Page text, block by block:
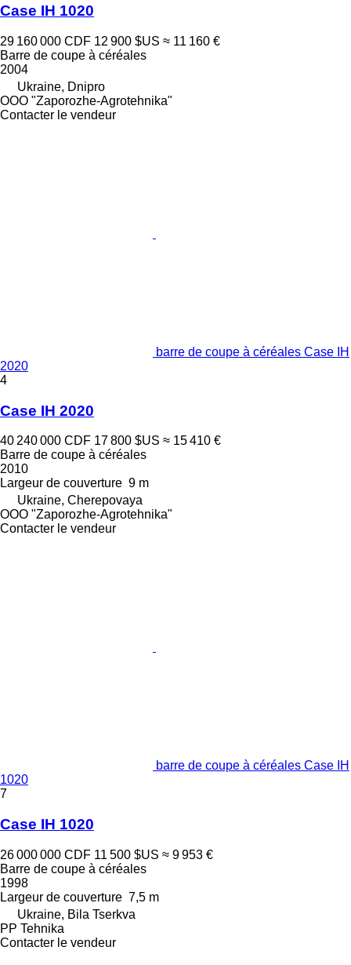
Case IH 1020
29 160 000 CDF 12 900 $US ≈ 11 160 €
Barre de coupe à céréales
2004
Ukraine, Dnipro
OOO "Zaporozhe-Agrotehnika"
Contacter le vendeur
barre de coupe à céréales Case IH
2020
4
Case IH 2020
40 240 000 CDF 17 800 $US ≈ 15 410 €
Barre de coupe à céréales
2010
Largeur de couverture 9 m
Ukraine, Cherepovaya
OOO "Zaporozhe-Agrotehnika"
Contacter le vendeur
barre de coupe à céréales Case IH
1020
7
Case IH 1020
26 000 000 CDF 11 500 $US ≈ 9 953 €
Barre de coupe à céréales
1998
Largeur de couverture 7,5 m
Ukraine, Bila Tserkva
PP Tehnika
Contacter le vendeur